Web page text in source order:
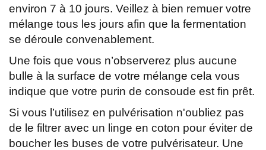
environ 7 à 10 jours. Veillez à bien remuer votre
mélange tous les jours afin que la fermentation
se déroule convenablement.
Une fois que vous n’observerez plus aucune
bulle à la surface de votre mélange cela vous
indique que votre purin de consoude est fin prêt.
Si vous l’utilisez en pulvérisation n'oubliez pas
de le filtrer avec un linge en coton pour éviter de
boucher les buses de votre pulvérisateur. Une